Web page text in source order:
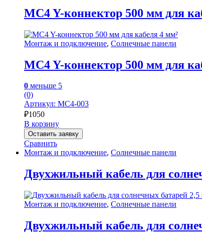
MC4 Y-коннектор 500 мм для
Монтаж и подключение, Солнечные панели
MC4 Y-коннектор 500 мм для
0 меньше 5
(0)
Артикул: MC4-003
₽1050
В корзину
Оставить заявку
Сравнить
Монтаж и подключение, Солнечные панели
Двухжильный кабель для
Монтаж и подключение, Солнечные панели
Двухжильный кабель для